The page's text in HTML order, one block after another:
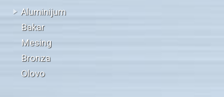
Aluminijum
Bakar
Mesing
Bronza
Olovo